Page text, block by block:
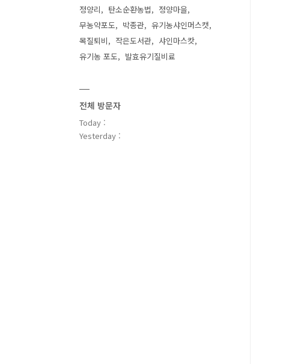
정양리
탄소순환농법
정양마을
무농약포도
박종관
유기농샤인머스캣
목질퇴비
작은도서관
샤인마스캇
유기농 포도
발효유기질비료
전체 방문자
Today :
Yesterday :